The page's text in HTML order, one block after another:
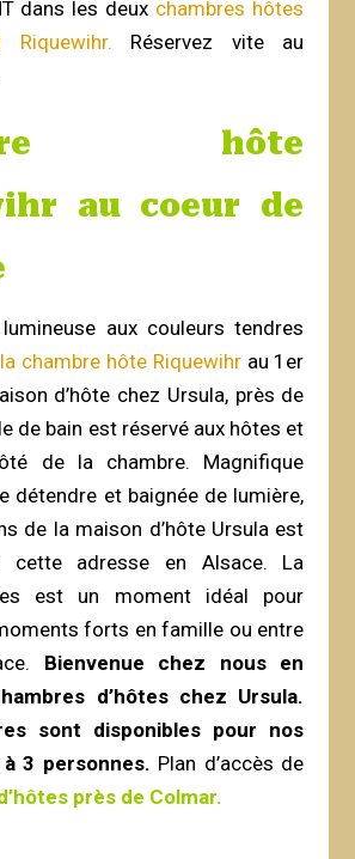
dans les deux chambres hôtes
Riquewihr. Réservez vite au
hôte
au coeur de
aux couleurs tendres
la chambre hôte Riquewihr au 1er
d’hôte chez Ursula, près de
de bain est réservé aux hôtes et
de la chambre. Magnifique
détendre et baignée de lumière,
de la maison d’hôte Ursula est
cette adresse en Alsace. La
est un moment idéal pour
forts en famille ou entre
Bienvenue chez nous en
d’hôtes chez Ursula.
sont disponibles pour nos
3 personnes. Plan d’accès de
près de Colmar.